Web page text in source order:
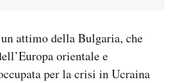
attimo della Bulgaria, che
orientale e
per la crisi in Ucraina